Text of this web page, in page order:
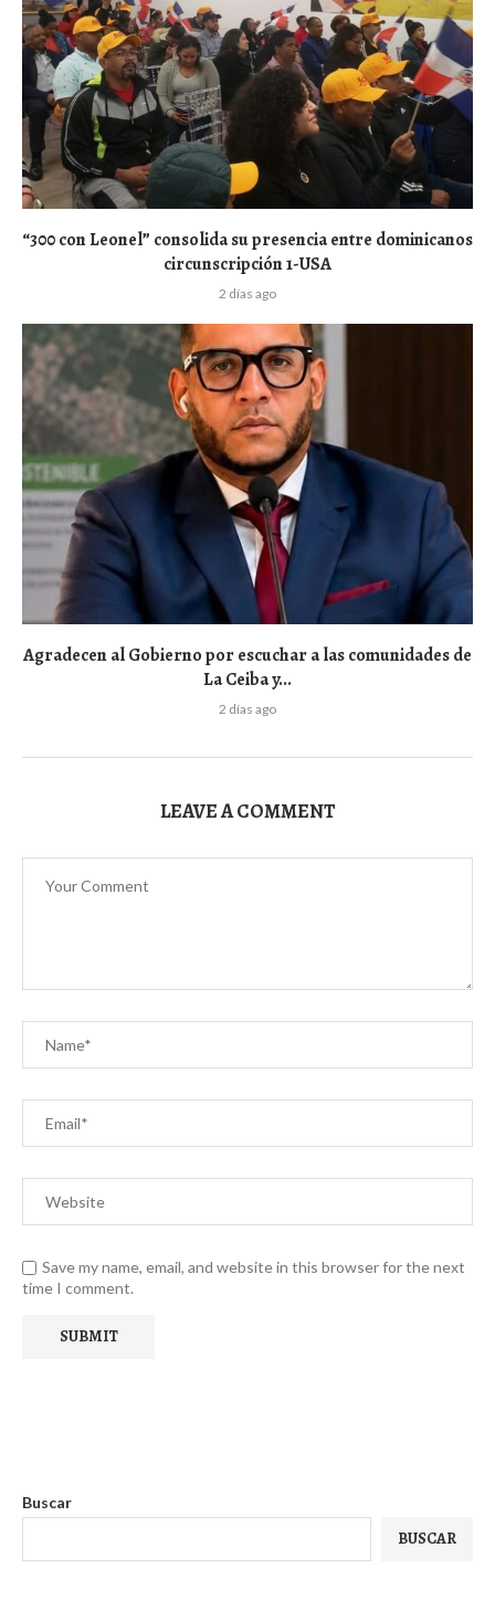
“300 con Leonel” consolida su presencia entre dominicanos
circunscripción 1-USA
2 días ago
Agradecen al Gobierno por escuchar a las comunidades de
La Ceiba y...
2 días ago
LEAVE A COMMENT
Save my name, email, and website in this browser for the next
time I comment.
Buscar
BUSCAR